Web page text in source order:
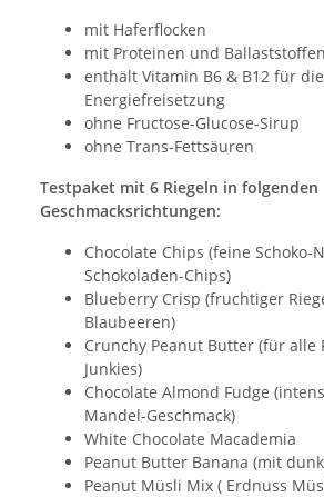
mit Haferflocken
mit Proteinen und Ballaststoffen
enthält Vitamin B6 & B12 für die
Energiefreisetzung
ohne Fructose-Glucose-Sirup
ohne Trans-Fettsäuren
Testpaket mit 6 Riegeln in folgenden
Geschmacksrichtungen:
Chocolate Chips (feine Schoko-
Schokoladen-Chips)
Blueberry Crisp (fruchtiger
Blaubeeren)
Crunchy Peanut Butter (für alle
Junkies)
Chocolate Almond Fudge
Mandel-Geschmack)
White Chocolate Macademia
Peanut Butter Banana (mit
Peanut Müsli Mix ( Erdnuss